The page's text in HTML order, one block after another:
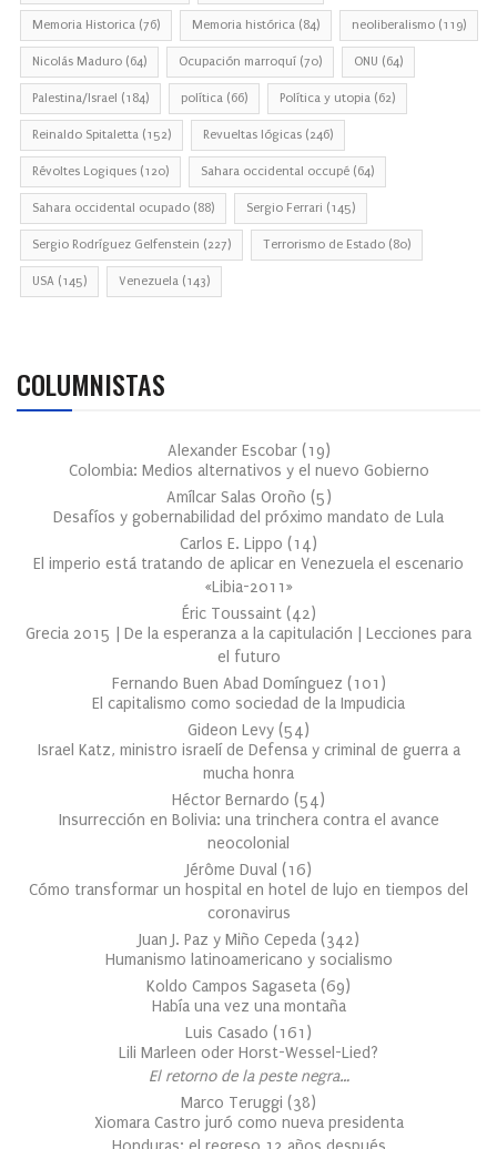
Memoria Historica (76) Memoria histórica (84) neoliberalismo (119)
Nicolás Maduro (64) Ocupación marroquí (70) ONU (64)
Palestina/Israel (184) política (66) Política y utopia (62)
Reinaldo Spitaletta (152) Revueltas lógicas (246)
Révoltes Logiques (120) Sahara occidental occupé (64)
Sahara occidental ocupado (88) Sergio Ferrari (145)
Sergio Rodríguez Gelfenstein (227) Terrorismo de Estado (80)
USA (145) Venezuela (143)
COLUMNISTAS
Alexander Escobar (19)
Colombia: Medios alternativos y el nuevo Gobierno
Amílcar Salas Oroño (5)
Desafíos y gobernabilidad del próximo mandato de Lula
Carlos E. Lippo (14)
El imperio está tratando de aplicar en Venezuela el escenario
«Libia-2011»
Éric Toussaint (42)
Grecia 2015 | De la esperanza a la capitulación | Lecciones para
el futuro
Fernando Buen Abad Domínguez (101 )
El capitalismo como sociedad de la Impudicia
Gideon Levy (54)
Israel Katz, ministro israelí de Defensa y criminal de guerra a
mucha honra
Héctor Bernardo (54)
Insurrección en Bolivia: una trinchera contra el avance
neocolonial
Jérôme Duval (16)
Cómo transformar un hospital en hotel de lujo en tiempos del
coronavirus
Juan J. Paz y Miño Cepeda (342)
Humanismo latinoamericano y socialismo
Koldo Campos Sagaseta (69)
Había una vez una montaña
Luis Casado (161 )
Lili Marleen oder Horst-Wessel-Lied?
El retorno de la peste negra…
Marco Teruggi (38)
Xiomara Castro juró como nueva presidenta